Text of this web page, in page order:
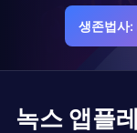
생존법사
녹스 앱플